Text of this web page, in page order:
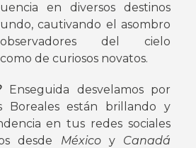
en diversos destinos
cautivando el asombro
del cielo
de curiosos novatos.
Enseguida desvelamos por
Boreales están brillando y
en tus redes sociales
desde México y Canadá